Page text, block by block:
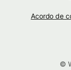
Acordo de
©